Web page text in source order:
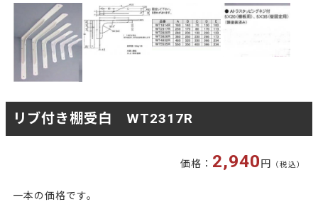
リブ付き棚受白 WT2317R
価格： 2,940 円 （税込）
一本の価格です。